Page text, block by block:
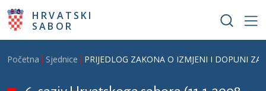
Skoči na glavni sadržaj
HRVATSKI
SABOR
Breadcrumb
Početna Sjednice PRIJEDLOG ZAKONA O IZMJENI I DOPUNI